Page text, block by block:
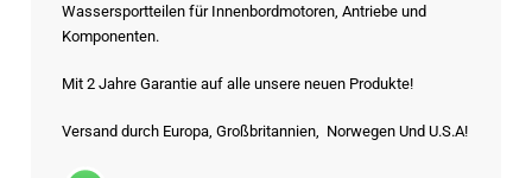
Wassersportteilen für Innenbordmotoren, Antriebe und
Komponenten.
Mit 2 Jahre Garantie auf alle unsere neuen Produkte!
Versand durch Europa, Großbritannien, Norwegen Und U.S.A!